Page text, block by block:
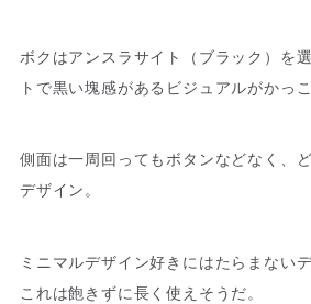
ボクはアンスラサイト（ブラック）を
トで黒い塊感があるビジュアルがかっこ
側面は一周回ってもボタンなどなく、
デザイン。
ミニマルデザイン好きにはたらまない
これは飽きずに長く使えそうだ。